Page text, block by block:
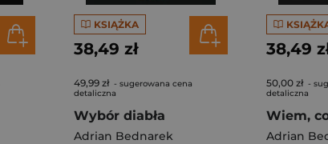
KSIĄŻKA
38,49 zł
49,99 zł - sugerowana cena
detaliczna
Wybór diabła
Adrian Bednarek
38,49
50,00 zł -
detaliczna
Wiem,
Adrian